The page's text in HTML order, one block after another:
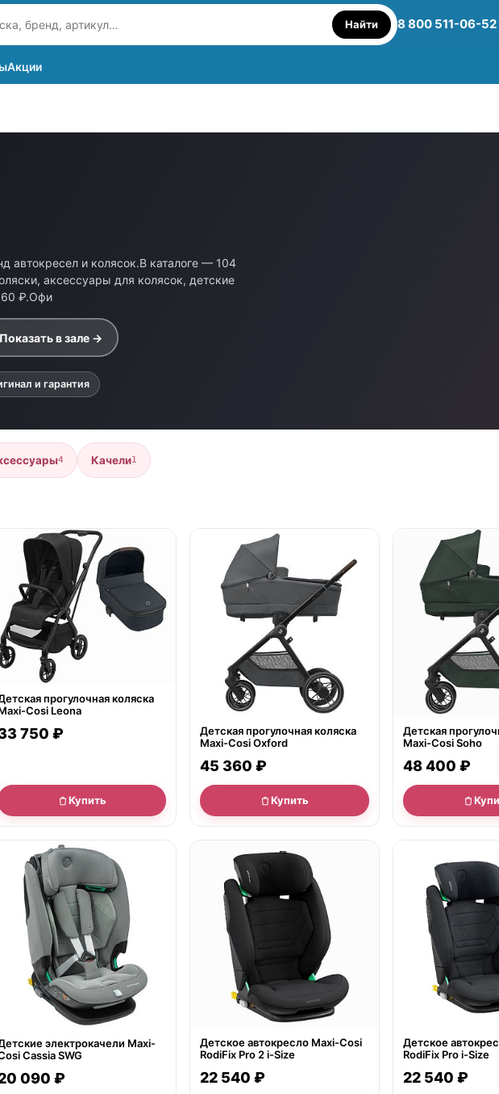
Найти 8 800 511-06-52
Акции
автокресел и колясок.В каталоге — 104
аксессуары для колясок, детские
₽.Офи
Показать в зале →
и гарантия
4 Качели1
● в наличии
прогулочная коляска
Cosi Leona
750 ₽
Купить
● в наличии
Детская прогулочная коляска
Maxi-Cosi Oxford
45 360 ₽
Купить
● в наличии
Детская
Maxi-Cosi Soho
48 400 ₽
● в наличии
электрокачели Maxi-
Cassia SWG
090 ₽
● в наличии
Детское автокресло Maxi-Cosi
RodiFix Pro 2 i-Size
22 540 ₽
Детское
RodiFix Pro i-Size
22 540 ₽